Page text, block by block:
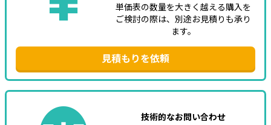
単価表の数量を大きく越える購入を
ご検討の際は、別途お見積りも承り
ます。
見積もりを依頼
技術的なお問い合わせ